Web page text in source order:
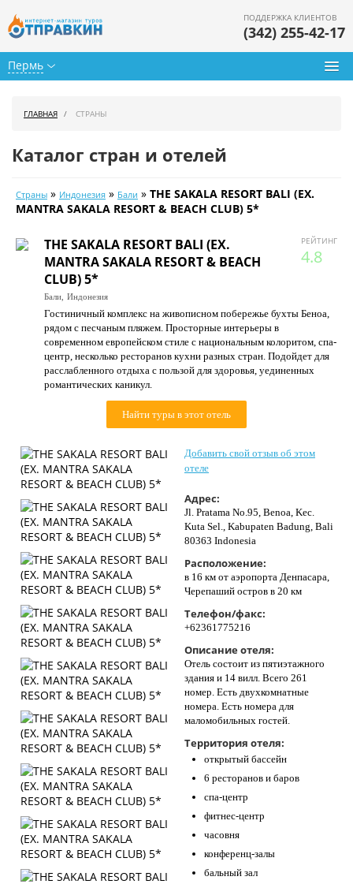
Пермь
ПОДДЕРЖКА КЛИЕНТОВ
(342) 255-42-17
Календарь туров
Цены дня
Страны
Как купить
О нас
Контакты
ГЛАВНАЯ СТРАНЫ
Каталог стран и отелей
Страны » Индонезия » Бали » THE SAKALA RESORT BALI (EX.
MANTRA SAKALA RESORT & BEACH CLUB) 5*
РЕЙТИНГ
4.8
THE SAKALA RESORT BALI (EX.
MANTRA SAKALA RESORT & BEACH
CLUB) 5*
Бали, Индонезия
Гостиничный комплекс на живописном побережье бухты Беноа,
рядом с песчаным пляжем. Просторные интерьеры в
современном европейском стиле с национальным колоритом, спа-
центр, несколько ресторанов кухни разных стран. Подойдет для
расслабленного отдыха с пользой для здоровья, уединенных
романтических каникул.
Найти туры в этот отель
Добавить свой отзыв об этом
отеле
Адрес:
Jl. Pratama No.95, Benoa, Kec.
Kuta Sel., Kabupaten Badung, Bali
80363 Indonesia
Расположение:
в 16 км от аэропорта Денпасара,
Черепаший остров в 20 км
Телефон/факс:
+62361775216
Описание отеля:
Отель состоит из пятиэтажного
здания и 14 вилл. Всего 261
номер. Есть двухкомнатные
номера. Есть номера для
маломобильных гостей.
Территория отеля:
открытый бассейн
6 ресторанов и баров
спа-центр
фитнес-центр
часовня
конференц-залы
бальный зал